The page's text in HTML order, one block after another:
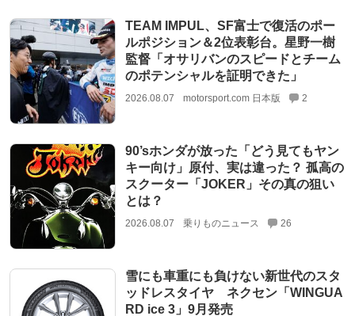
TEAM IMPUL、SF富士で復活のポー
ルポジション＆2位表彰台。星野一樹
監督「オサリバンのスピードとチーム
のポテンシャルを証明できた」
2026.08.07 motorsport.com 日本版 2
90’sホンダが放った「どう見てもヤン
キー向け」原付、実は違った？ 孤高の
スクーター「JOKER」その真の狙い
とは？
2026.08.07 乗りものニュース 26
雪にも車重にも負けない新世代のスタ
ッドレスタイヤ ネクセン「WINGUA
RD ice 3」9月発売